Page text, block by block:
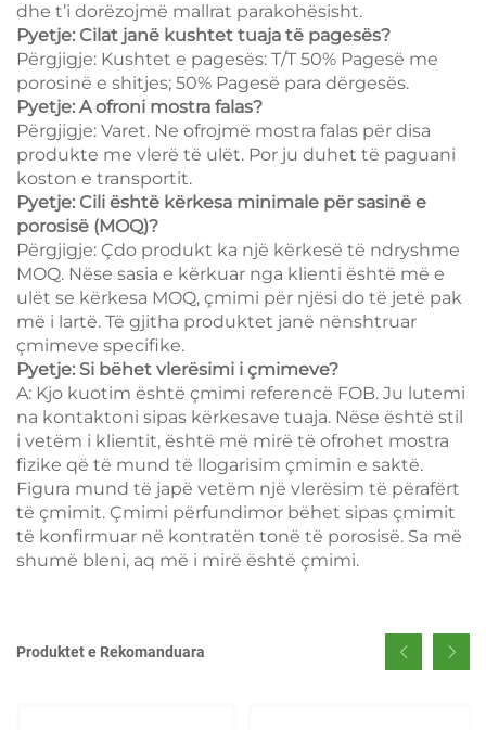
dhe t’i dorëzojmë mallrat parakohësisht.
Pyetje: Cilat janë kushtet tuaja të pagesës?
Përgjigje: Kushtet e pagesës: T/T 50% Pagesë me
porosinë e shitjes; 50% Pagesë para dërgesës.
Pyetje: A ofroni mostra falas?
Përgjigje: Varet. Ne ofrojmë mostra falas për disa
produkte me vlerë të ulët. Por ju duhet të paguani
koston e transportit.
Pyetje: Cili është kërkesa minimale për sasinë e
porosisë (MOQ)?
Përgjigje: Çdo produkt ka një kërkesë të ndryshme
MOQ. Nëse sasia e kërkuar nga klienti është më e
ulët se kërkesa MOQ, çmimi për njësi do të jetë pak
më i lartë. Të gjitha produktet janë nënshtruar
çmimeve specifike.
Pyetje: Si bëhet vlerësimi i çmimeve?
A: Kjo kuotim është çmimi referencë FOB. Ju lutemi
na kontaktoni sipas kërkesave tuaja. Nëse është stil
i vetëm i klientit, është më mirë të ofrohet mostra
fizike që të mund të llogarisim çmimin e saktë.
Figura mund të japë vetëm një vlerësim të përafërt
të çmimit. Çmimi përfundimor bëhet sipas çmimit
të konfirmuar në kontratën tonë të porosisë. Sa më
shumë bleni, aq më i mirë është çmimi.
Produktet e Rekomanduara